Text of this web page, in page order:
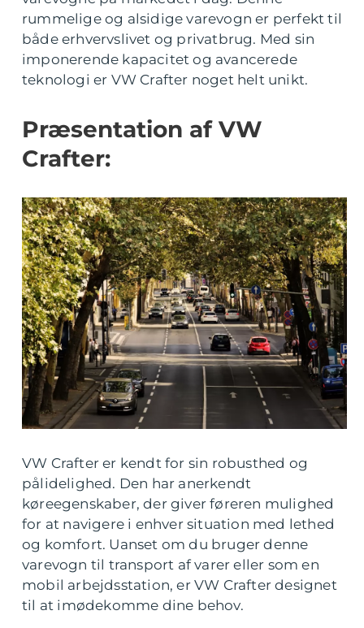
rummelige og alsidige varevogn er perfekt til
både erhvervslivet og privatbrug. Med sin
imponerende kapacitet og avancerede
teknologi er VW Crafter noget helt unikt.
Præsentation af VW
Crafter:
VW Crafter er kendt for sin robusthed og
pålidelighed. Den har anerkendt
køreegenskaber, der giver føreren mulighed
for at navigere i enhver situation med lethed
og komfort. Uanset om du bruger denne
varevogn til transport af varer eller som en
mobil arbejdsstation, er VW Crafter designet
til at imødekomme dine behov.